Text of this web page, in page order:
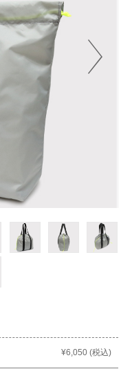
Next
¥6,050(税込)